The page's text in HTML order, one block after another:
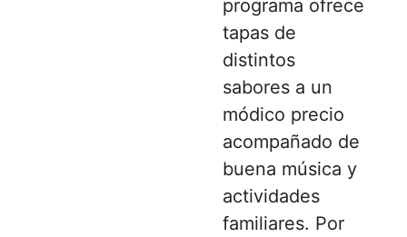
programa ofrece
tapas de
distintos
sabores a un
módico precio
acompañado de
buena música y
actividades
familiares. Por